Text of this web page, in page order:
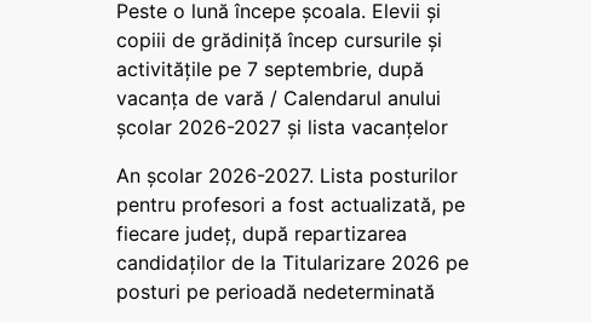
Peste o lună începe școala. Elevii și
copiii de grădiniță încep cursurile și
activitățile pe 7 septembrie, după
vacanța de vară / Calendarul anului
școlar 2026-2027 și lista vacanțelor
An școlar 2026-2027. Lista posturilor
pentru profesori a fost actualizată, pe
fiecare județ, după repartizarea
candidaților de la Titularizare 2026 pe
posturi pe perioadă nedeterminată